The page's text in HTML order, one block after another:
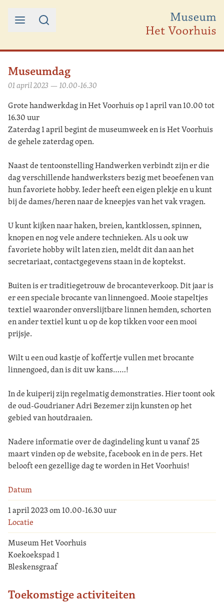
Ga naar de inhoud
Museumdag
01 april 2023 — 10.00-16.30
Grote handwerkdag in Het Voorhuis op 1 april van 10.00 tot
16.30 uur
Zaterdag 1 april begint de museumweek en is Het Voorhuis
de gehele zaterdag open.
Naast de tentoonstelling Handwerken verbindt zijn er die
dag verschillende handwerksters bezig met beoefenen van
hun favoriete hobby. Ieder heeft een eigen plekje en u kunt
bij de dames/heren naar de kneepjes van het vak vragen.
U kunt kijken naar haken, breien, kantklossen, spinnen,
knopen en nog vele andere technieken. Als u ook uw
favoriete hobby wilt laten zien, meldt dit dan aan het
secretariaat, contactgegevens staan in de koptekst.
Buiten is er traditiegetrouw de brocanteverkoop. Dit jaar is
er een speciale brocante van linnengoed. Mooie stapeltjes
textiel waaronder onverslijtbare linnen hemden, schorten
en ander textiel kunt u op de kop tikken voor een mooi
prijsje.
Wilt u een oud kastje of koffertje vullen met brocante
linnengoed, dan is dit uw kans……!
In de kuiperij zijn regelmatig demonstraties. Hier toont ook
de oud-Goudrianer Adri Bezemer zijn kunsten op het
gebied van houtdraaien.
Nadere informatie over de dagindeling kunt u vanaf 25
maart vinden op de website, facebook en in de pers. Het
belooft een gezellige dag te worden in Het Voorhuis!
Datum
1 april 2023 om 10.00-16.30 uur
Locatie
Museum Het Voorhuis
Koekoekspad 1
Bleskensgraaf
Toekomstige activiteiten